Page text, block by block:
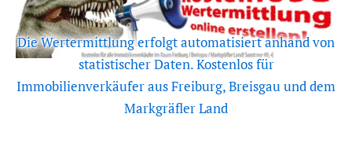
Die Wertermittlung erfolgt automatisiert anhand von
statistischer Daten. Kostenlos für
Immobilienverkäufer aus Freiburg, Breisgau und dem
Markgräfler Land